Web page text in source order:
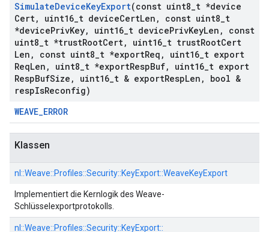
SimulateDeviceKeyExport(const uint8 t *device
Cert, uint16 t deviceCertLen , const uint8 t
*devicePrivKey, uint16 t devicePrivKeyLen ,
const
uint8 t *trustRootCert, uint16 t trustRootCert
Len , const uint8 t *exportReq , uint16 t export
ReqLen , uint8 t *exportRespBuf, uint16 t export
RespBufSize , uint16 t & exportRespLen ,
bool &
respIsReconfig)
WEAVE_ERROR
Klassen
nl::Weave::Profiles::Security::KeyExport::WeaveKeyExport
Implementiert die Kernlogik des Weave-
Schlüsselexportprotokolls.
nl::Weave::Profiles::Security::KeyExport::